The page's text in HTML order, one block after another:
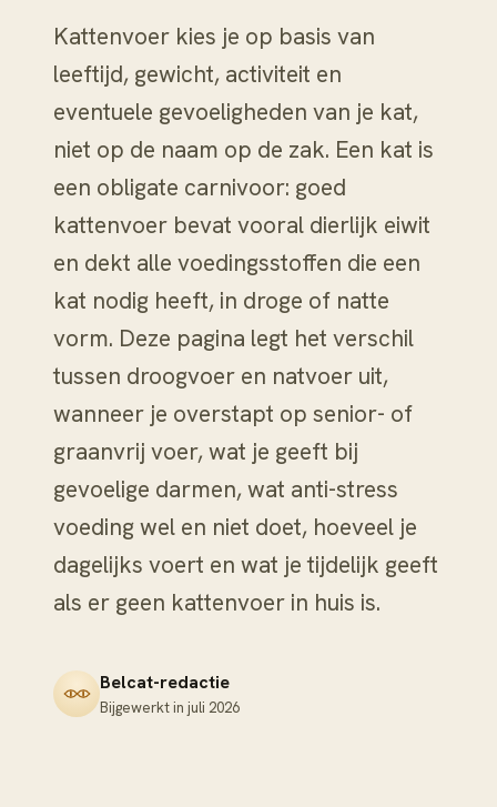
Kattenvoer kies je op basis van
leeftijd, gewicht, activiteit en
eventuele gevoeligheden van je kat,
niet op de naam op de zak. Een kat is
een obligate carnivoor: goed
kattenvoer bevat vooral dierlijk eiwit
en dekt alle voedingsstoffen die een
kat nodig heeft, in droge of natte
vorm. Deze pagina legt het verschil
tussen droogvoer en natvoer uit,
wanneer je overstapt op senior- of
graanvrij voer, wat je geeft bij
gevoelige darmen, wat anti-stress
voeding wel en niet doet, hoeveel je
dagelijks voert en wat je tijdelijk geeft
als er geen kattenvoer in huis is.
Belcat-redactie
Bijgewerkt in juli 2026